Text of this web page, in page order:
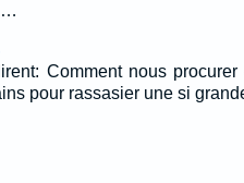
Comment nous
pour rassasier une si